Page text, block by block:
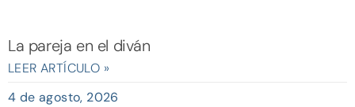
La pareja en el diván
LEER ARTÍCULO »
4 de agosto, 2026